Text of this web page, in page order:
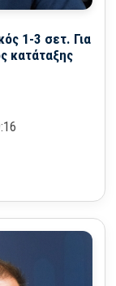
1-3 σετ. Για
κατάταξης